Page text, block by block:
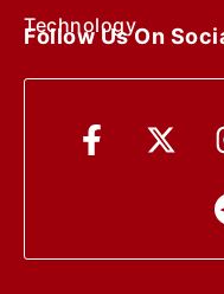
Technology
Follow Us On